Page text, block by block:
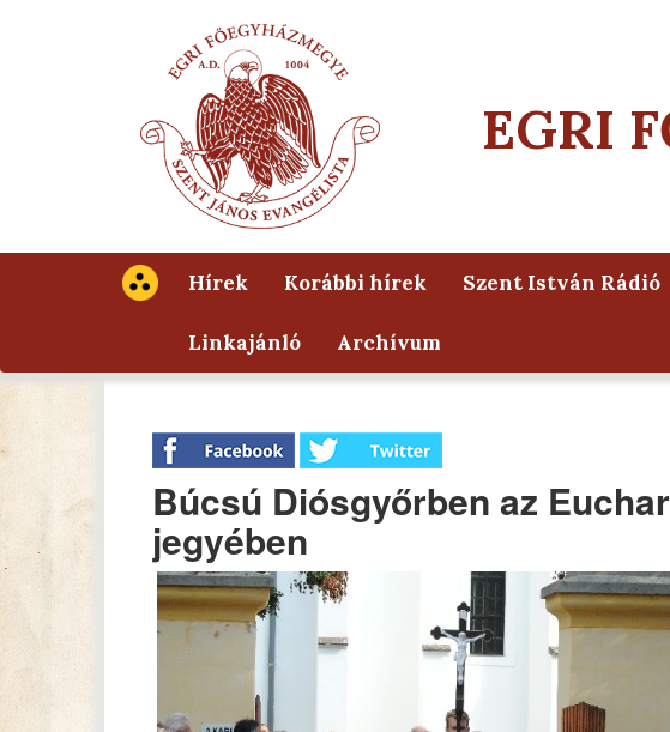
EGRI
Hírek Korábbi hírek Szent István Rádió
Linkajánló Archívum
Búcsú Diósgyőrben az
jegyében